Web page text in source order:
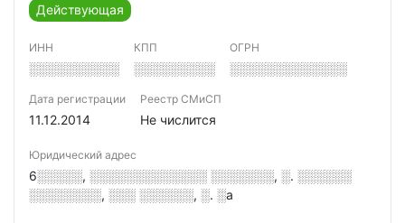
Действующая
ИНН
░░░░░░░░░░
КПП
░░░░░░░░░
ОГРН
░░░░░░░░░░░░░
Дата регистрации
11.12.2014
Реестр СМиСП
Не числится
Юридический адрес
6░░░░░, ░░░░░░░░░░░░░ ░░░░░░░, ░. ░░░░░░
░░░░░░░░, ░░░ ░░░░░░, ░. ░а